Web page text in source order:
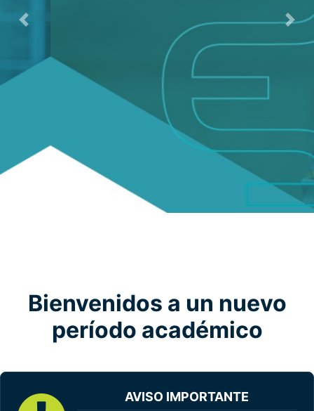
Previous Next
Bienvenidos a un nuevo
período académico
AVISO IMPORTANTE